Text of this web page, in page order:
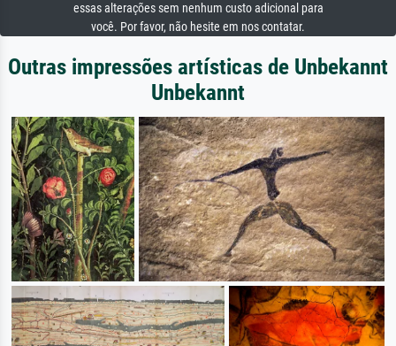
essas alterações sem nenhum custo adicional para
você. Por favor, não hesite em nos contatar.
Outras impressões artísticas de Unbekannt
Unbekannt